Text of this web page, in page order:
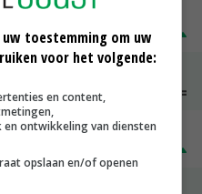
€ 269,00 € 7,00
€ 1,09
toestemming om uw
voor het volgende:
en content,
ontwikkeling van diensten
opslaan en/of openen